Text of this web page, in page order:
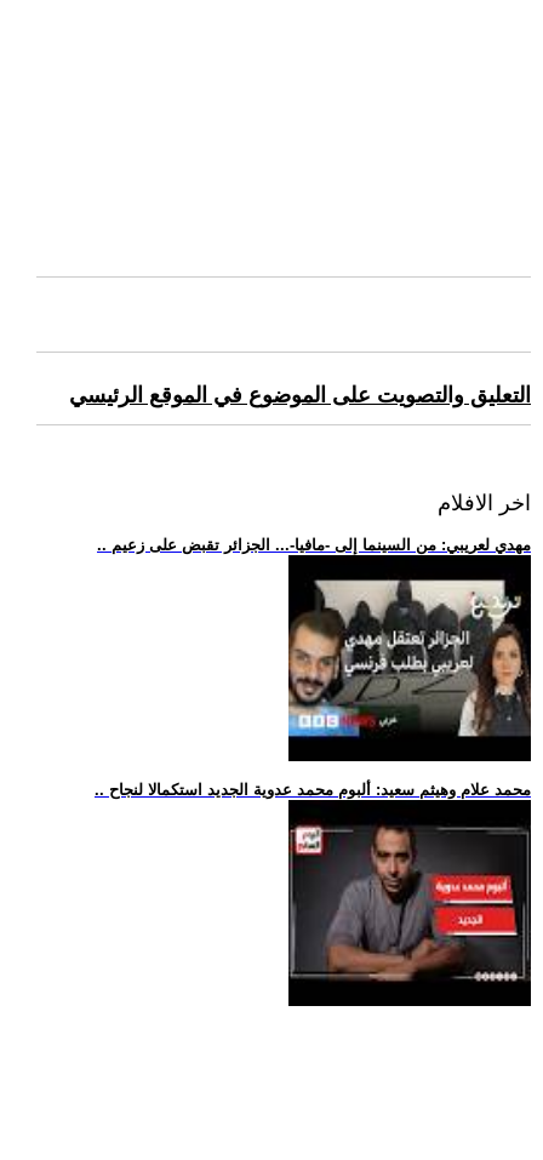
التعليق والتصويت على الموضوع في الموقع الرئيسي
اخر الافلام
.. مهدي لعريبي: من السينما إلى -مافيا-... الجزائر تقبض على زعيم
.. محمد علام وهيثم سعيد: ألبوم محمد عدوية الجديد استكمالا لنجاح